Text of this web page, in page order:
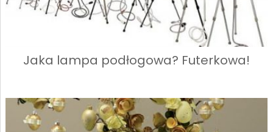
Jaka lampa podłogowa? Futerkowa!